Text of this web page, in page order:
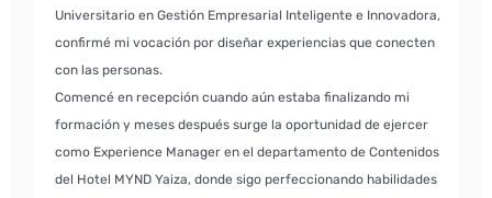
Universitario en Gestión Empresarial Inteligente e Innovadora,
confirmé mi vocación por diseñar experiencias que conecten
con las personas.
Comencé en recepción cuando aún estaba finalizando mi
formación y meses después surge la oportunidad de ejercer
como Experience Manager en el departamento de Contenidos
del Hotel MYND Yaiza, donde sigo perfeccionando habilidades